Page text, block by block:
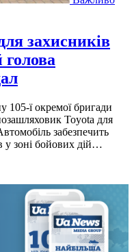
захисників
голова
105-ї окремої бригади
Toyota для
забезпечить
у зоні бойових дій…